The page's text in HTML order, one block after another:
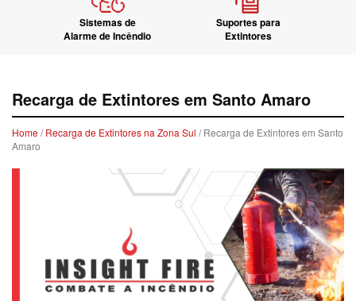
Sistemas de
Alarme de Incêndio
Suportes para
Extintores
Recarga de Extintores em Santo Amaro
Home/Recarga de Extintores na Zona Sul / Recarga de Extintores em Santo
Amaro